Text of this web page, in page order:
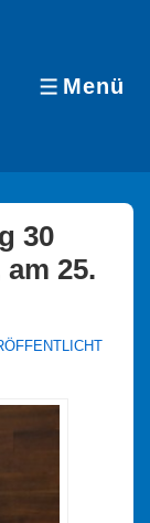
Menü
MENÜ
30
25.